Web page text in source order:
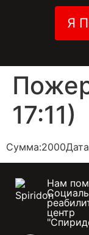
Я
17:11)
Сумма:2000Дата
Нам
центр